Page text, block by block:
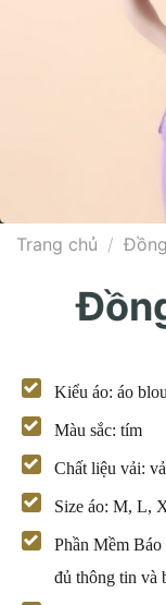
Trang chủ /
Kiểu áo: áo
Màu sắc: tím
Chất liệu vải:
Size áo: M, L,
Phần Mềm
đủ thông tin và